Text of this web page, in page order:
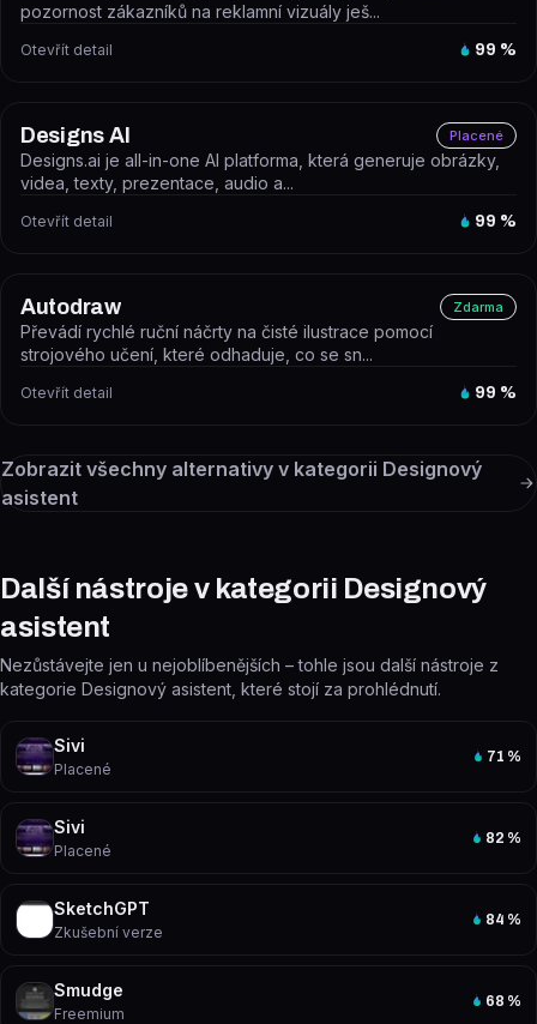
pozornost zákazníků na reklamní vizuály ješ...
Otevřít detail 99 %
Designs AI Placené
Designs.ai je all-in-one AI platforma, která generuje obrázky,
videa, texty, prezentace, audio a...
Otevřít detail 99 %
Autodraw Zdarma
Převádí rychlé ruční náčrty na čisté ilustrace pomocí
strojového učení, které odhaduje, co se sn...
Otevřít detail 99 %
Zobrazit všechny alternativy v kategorii Designový
asistent
Další nástroje v kategorii Designový
asistent
Nezůstávejte jen u nejoblíbenějších – tohle jsou další nástroje z
kategorie Designový asistent, které stojí za prohlédnutí.
Sivi
Placené
71 %
Sivi
Placené
82 %
SketchGPT
Zkušební verze
84 %
Smudge
Freemium
68 %